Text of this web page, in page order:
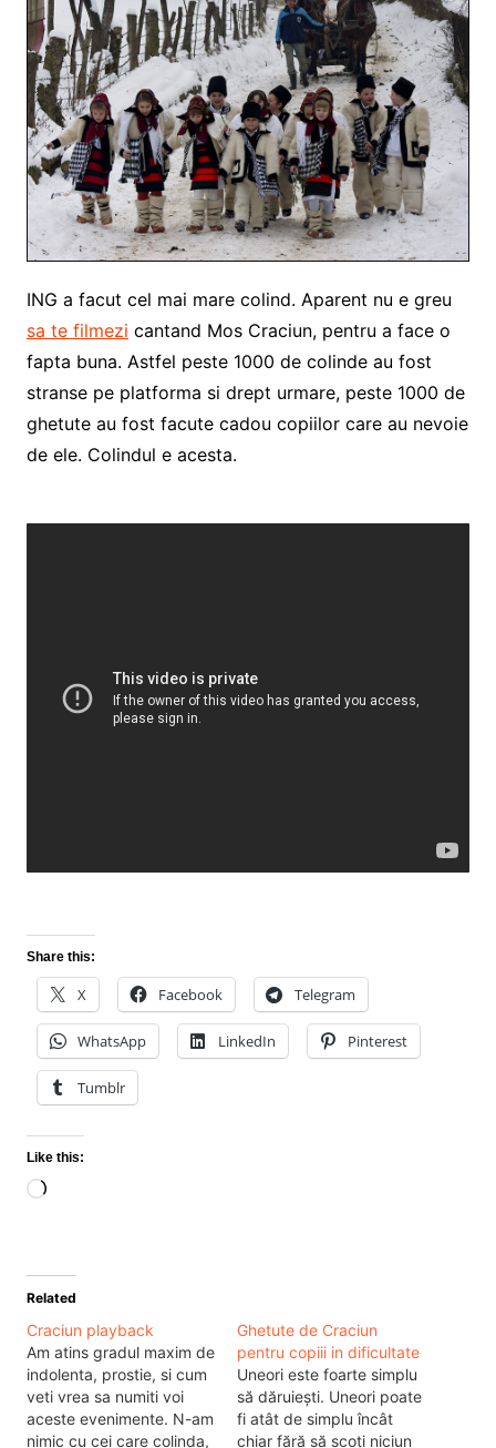
ING a facut cel mai mare colind. Aparent nu e greu
sa te filmezi cantand Mos Craciun, pentru a face o
fapta buna. Astfel peste 1000 de colinde au fost
stranse pe platforma si drept urmare, peste 1000 de
ghetute au fost facute cadou copiilor care au nevoie
de ele. Colindul e acesta.
Share this:
X Facebook Telegram
WhatsApp LinkedIn Pinterest
Tumblr
Like this:
Loading…
Related
Craciun playback
Am atins gradul maxim de
indolenta, prostie, si cum
veti vrea sa numiti voi
aceste evenimente. N-am
nimic cu cei care colinda,
Ghetute de Craciun
pentru copiii in dificultate
Uneori este foarte simplu
să dăruiești. Uneori poate
fi atât de simplu încât
chiar fără să scoți niciun